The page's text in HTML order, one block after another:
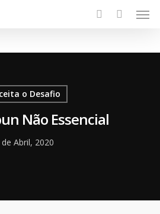
o Desafio
Não Essencial
Abril, 2020